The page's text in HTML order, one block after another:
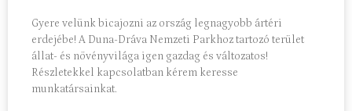
Gyere velünk bicajozni az ország legnagyobb ártéri
erdejébe! A Duna-Dráva Nemzeti Parkhoz tartozó terület
állat- és növényvilága igen gazdag és változatos!
Részletekkel kapcsolatban kérem keresse
munkatársainkat.